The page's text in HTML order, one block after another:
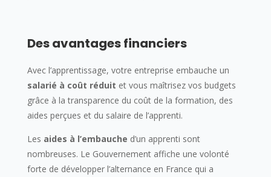
Des avantages financiers
Avec l’apprentissage, votre entreprise embauche un
salarié à coût réduit et vous maîtrisez vos budgets
grâce à la transparence du coût de la formation, des
aides perçues et du salaire de l’apprenti.
Les aides à l’embauche d’un apprenti sont
nombreuses. Le Gouvernement affiche une volonté
forte de développer l’alternance en France qui a